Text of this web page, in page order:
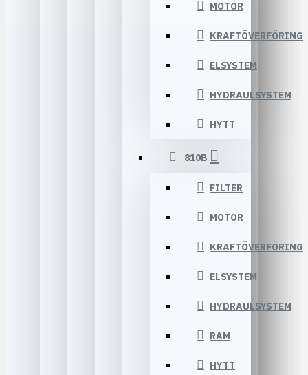
MOTOR
KRAFTÖVERFÖRING
ELSYSTEM
HYDRAULSYSTEM
HYTT
810B
FILTER
MOTOR
KRAFTÖVERFÖRING
ELSYSTEM
HYDRAULSYSTEM
RAM
HYTT